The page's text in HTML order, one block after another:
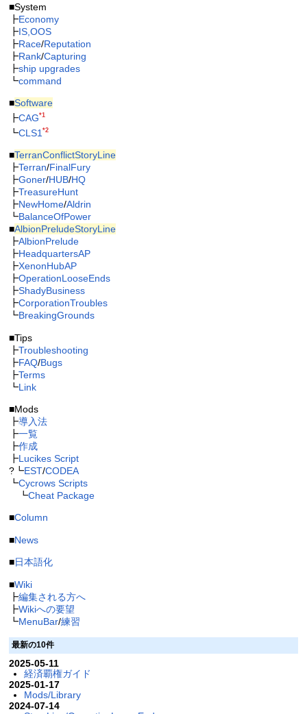
■System
┣Economy
┣IS,OOS
┣Race/Reputation
┣Rank/Capturing
┣ship upgrades
┗command
■Software
┣CAG*1
┗CLS1 *2
■TerranConflictStoryLine
┣Terran/FinalFury
┣Goner/HUB/HQ
┣TreasureHunt
┣NewHome/Aldrin
┗BalanceOfPower
■AlbionPreludeStoryLine
┣AlbionPrelude
┣HeadquartersAP
┣XenonHubAP
┣OperationLooseEnds
┣ShadyBusiness
┣CorporationTroubles
┗BreakingGrounds
■Tips
┣Troubleshooting
┣FAQ/Bugs
┣Terms
┗Link
■Mods
┣導入法
┣一覧
┣作成
┣Lucikes Script
?┗EST/CODEA
┗Cycrows Scripts
┗Cheat Package
■Column
■News
■日本語化
■Wiki
┣編集される方へ
┣Wikiへの要望
┗MenuBar/練習
最新の10件
2025-05-11
経済覇権ガイド
2025-01-17
Mods/Library
2024-07-14